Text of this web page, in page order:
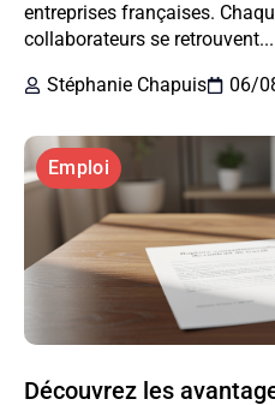
entreprises françaises.
collaborateurs se retrouvent...
Stéphanie Chapuis
06/
Emploi
Découvrez les